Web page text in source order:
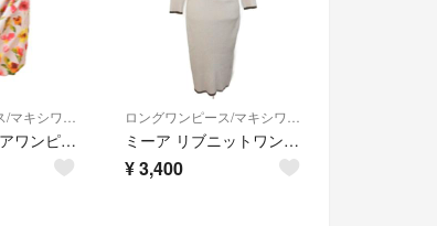
MIIA 花柄フレアワンピース ラベンダー フリーサイズ パフ袖 ミーア リブニットワンピース ミディ丈 7分袖 タイト リボンタイ
¥3,400